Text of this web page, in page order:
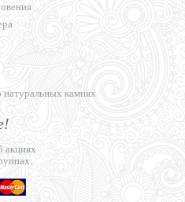
камнях
акциях